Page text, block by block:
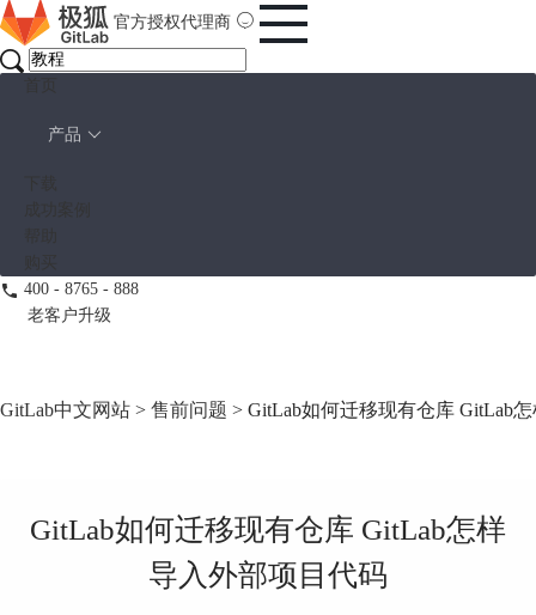
官方授权代理商
产品
400 - 8765 - 888
老客户升级
GitLab中文网站 > 售前问题 > GitLab如何迁移现有仓库 GitLab
GitLab如何迁移现有仓库 GitLab怎样
导入外部项目代码